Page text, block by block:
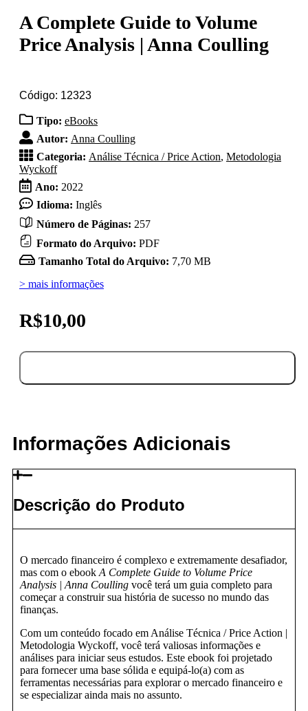
A Complete Guide to Volume
Price Analysis | Anna Coulling
Código: 12323
Tipo: eBooks
Autor: Anna Coulling
Categoria: Análise Técnica / Price Action, Metodologia
Wyckoff
Ano: 2022
Idioma: Inglês
Número de Páginas: 257
Formato do Arquivo: PDF
Tamanho Total do Arquivo: 7,70 MB
> mais informações
R$10,00
A
Guide
|
Coulling
quantidade
Informações Adicionais
Descrição do Produto
O mercado financeiro é complexo e extremamente desafiador,
mas com o ebook A Complete Guide to Volume Price
Analysis | Anna Coulling você terá um guia completo para
começar a construir sua história de sucesso no mundo das
finanças.
Com um conteúdo focado em Análise Técnica / Price Action |
Metodologia Wyckoff, você terá valiosas informações e
análises para iniciar seus estudos. Este ebook foi projetado
para fornecer uma base sólida e equipá-lo(a) com as
ferramentas necessárias para explorar o mercado financeiro e
se especializar ainda mais no assunto.